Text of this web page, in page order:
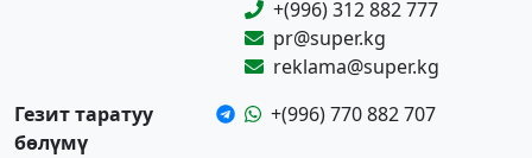
+(996) 312 882 777
pr@super.kg
reklama@super.kg
Гезит таратуу
бөлүмү
+(996) 770 882 707